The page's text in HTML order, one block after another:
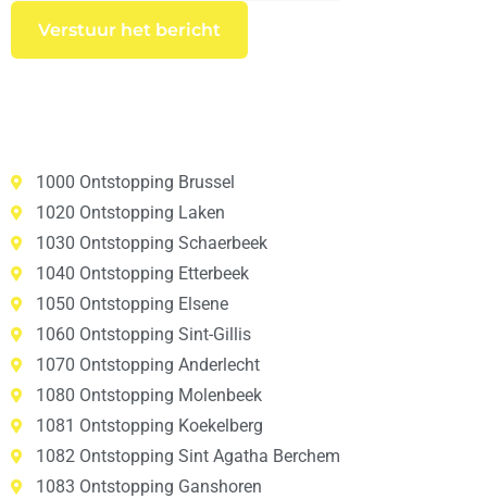
1000 Ontstopping Brussel
1020 Ontstopping Laken
1030 Ontstopping Schaerbeek
1040 Ontstopping Etterbeek
1050 Ontstopping Elsene
1060 Ontstopping Sint-Gillis
1070 Ontstopping Anderlecht
1080 Ontstopping Molenbeek
1081 Ontstopping Koekelberg
1082 Ontstopping Sint Agatha Berchem
1083 Ontstopping Ganshoren